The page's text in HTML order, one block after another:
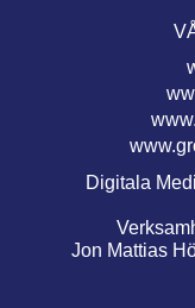
Digitala
Jon Mattias